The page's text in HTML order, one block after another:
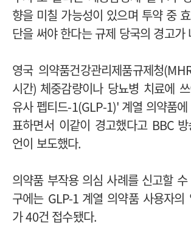
향을 미칠 가능성이 있으며 투약 중
단을 써야 한다는 규제 당국의 경고가
영국 의약품건강관리제품규제청
시간) 체중감량이나 당뇨병 치료에
유사 펩티드-1(GLP-1)' 계열 의약품
표하면서 이같이 경고했다고 BBC
언이 보도했다.
의약품 부작용 의심 사례를 신고할
구에는 GLP-1 계열 의약품 사용자
가40건 접수됐다.